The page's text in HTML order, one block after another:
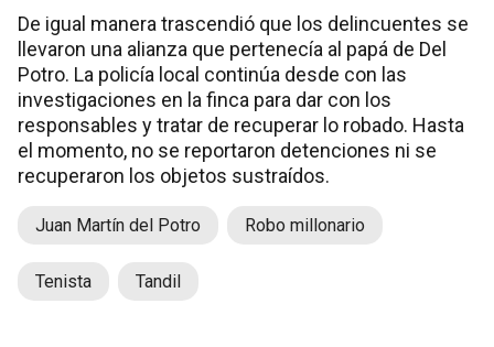
De igual manera trascendió que los delincuentes se
llevaron una alianza que pertenecía al papá de Del
Potro. La policía local continúa desde con las
investigaciones en la finca para dar con los
responsables y tratar de recuperar lo robado. Hasta
el momento, no se reportaron detenciones ni se
recuperaron los objetos sustraídos.
Juan Martín del Potro Robo millonario
Tenista Tandil